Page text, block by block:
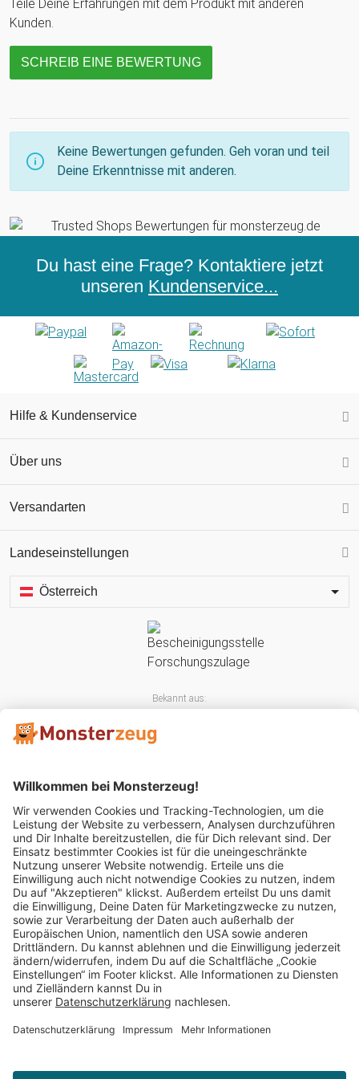
Teile Deine Erfahrungen mit dem Produkt mit anderen
Kunden.
SCHREIB EINE BEWERTUNG
Keine Bewertungen gefunden. Geh voran und teil
Deine Erkenntnisse mit anderen.
Du hast eine Frage? Kontaktiere jetzt
unseren Kundenservice...
Hilfe & Kundenservice
Über uns
Versandarten
Landeseinstellungen
Österreich
Bekannt aus:
Mitglied im:
Impressum AGB Widerrufsbelehrung